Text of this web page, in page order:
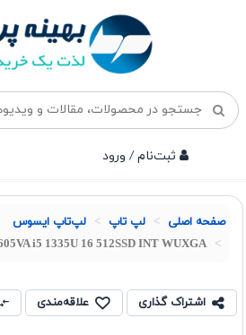
ثبت‌نام / ورود
صفحه اصلی لپ تاپ لپ‌تاپ ایسوس
i5 1335U 16 512SSD INT WUXGA
اشتراک گذاری علاقه‌مندی